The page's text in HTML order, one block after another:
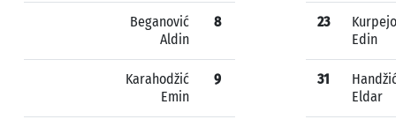
Beganović
Aldin
8
Karahodžić
Emin
9
23
Edin
31
Eldar